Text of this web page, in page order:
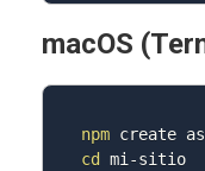
macOS
npm
cd